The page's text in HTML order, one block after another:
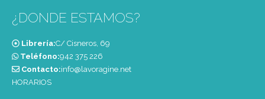
¿DONDE ESTAMOS?
Librería:C/ Cisneros, 69
Teléfono:‭942 375 226‬
Contacto:info@lavoragine.net
HORARIOS